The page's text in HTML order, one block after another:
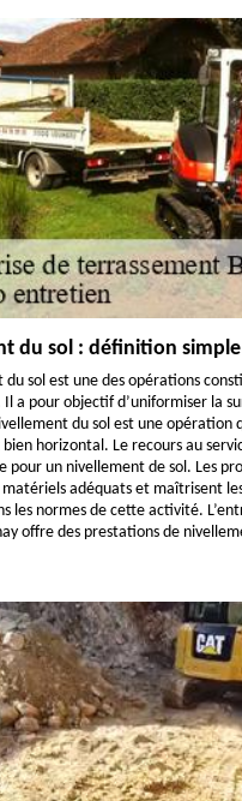
du sol : définition simple
du sol est une des opérations
a pour objectif d’uniformiser la
du sol est une opération
horizontal. Le recours au
pour un nivellement de sol. Les
matériels adéquats et maîtrisent
les normes de cette activité.
offre des prestations de